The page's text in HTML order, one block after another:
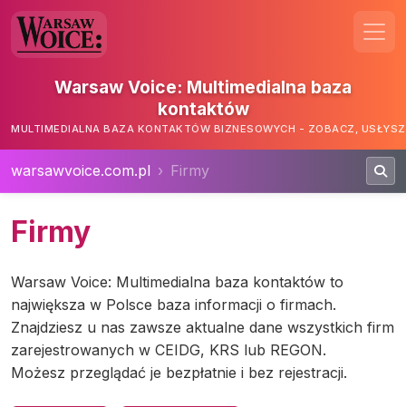
Warsaw Voice: Multimedialna baza
kontaktów
MULTIMEDIALNA BAZA KONTAKTÓW BIZNESOWYCH - ZOBACZ,
warsawvoice.com.pl Firmy
Firmy
Warsaw Voice: Multimedialna baza kontaktów to
największa w Polsce baza informacji o firmach.
Znajdziesz u nas zawsze aktualne dane wszystkich firm
zarejestrowanych w CEIDG, KRS lub REGON.
Możesz przeglądać je bezpłatnie i bez rejestracji.